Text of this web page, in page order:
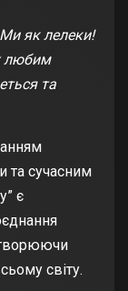
як лелеки!
любим
та
та сучасним
є
світу.